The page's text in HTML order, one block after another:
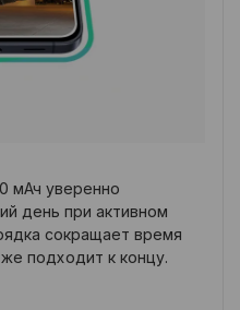
мАч уверенно
день при активном
сокращает время
подходит к концу.